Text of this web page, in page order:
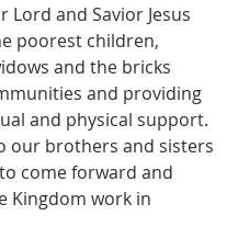
Lord and Savior Jesus
poorest children,
and the bricks
and providing
and physical support.
our brothers and sisters
come forward and
Kingdom work in